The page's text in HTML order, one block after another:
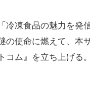
冷凍食品の魅力を発
の使命に燃えて、本
コム』を立ち上げる。